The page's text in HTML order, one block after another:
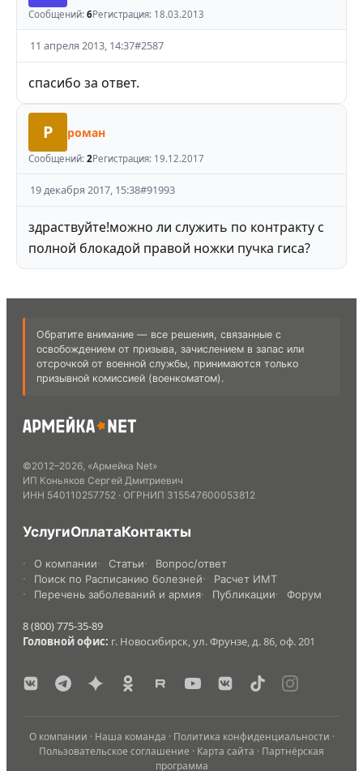
Сообщений: 6Регистрация: 18.03.2013
11 апреля 2013, 14:37#2587
спасибо за ответ.
Р роман
Сообщений: 2Регистрация: 19.12.2017
19 декабря 2017, 15:38#91993
здраствуйте!можно ли служить по контракту с
полной блокадой правой ножки пучка гиса?
Обратите внимание — все решения, связанные с
освобождением от призыва, зачислением в запас или
отсрочкой от военной службы, принимаются только
призывной комиссией (военкоматом).
©2012–2026, «Армейка Net»
ИП Коньяков Сергей Дмитриевич
ИНН 540110257752 · ОГРНИП 315547600053812
УслугиОплатаКонтакты
О компании Статьи
Вопрос/ответ
Поиск по Расписанию болезней
Расчет ИМТ
Перечень заболеваний и армия
Публикации Форум
8 (800) 775-35-89
Головной офис: г. Новосибирск, ул. Фрунзе, д. 86, оф. 201
О компании · Наша команда · Политика конфиденциальности ·
Пользовательское соглашение · Карта сайта · Партнёрская
программа